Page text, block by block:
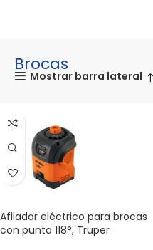
Brocas
Mostrar barra lateral
Afilador eléctrico para brocas
con punta 118°, Truper